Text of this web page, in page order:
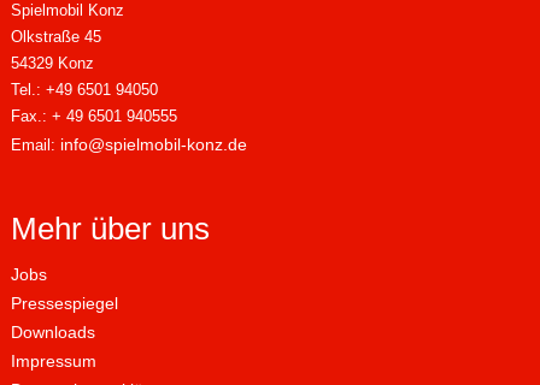
Spielmobil Konz
Olkstraße 45
54329 Konz
Tel.: +49 6501 94050
Fax.: + 49 6501 940555
Email: info@spielmobil-konz.de
Mehr über uns
Jobs
Pressespiegel
Downloads
Impressum